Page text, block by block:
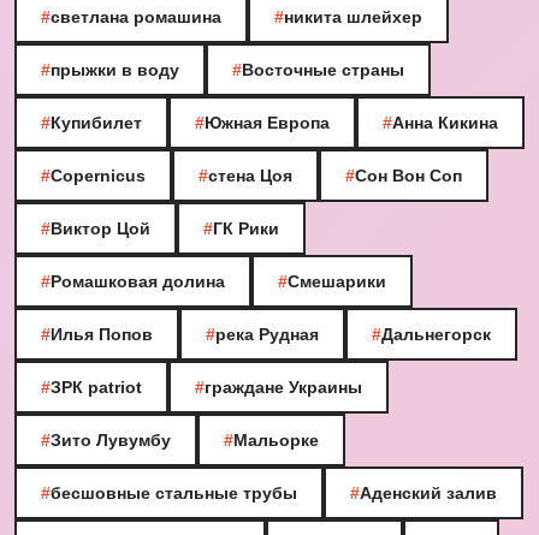
#светлана ромашина #никита шлейхер
#прыжки в воду #Восточные страны
#Купибилет #Южная Европа #Анна Кикина
#Copernicus #стена Цоя #Сон Вон Соп
#Виктор Цой #ГК Рики
#Ромашковая долина #Смешарики
#Илья Попов #река Рудная #Дальнегорск
#ЗРК patriot #граждане Украины
#Зито Лувумбу #Мальорке
#бесшовные стальные трубы #Аденский залив